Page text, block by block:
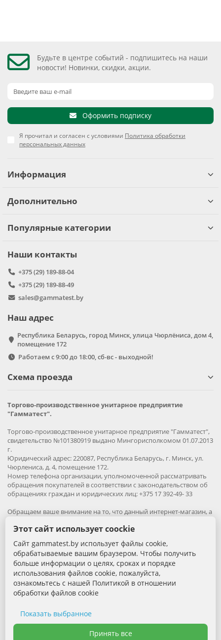
Будьте в центре событий - подпишитесь на наши
новости! Новинки, скидки, акции.
Оформить подписку
Я прочитал и согласен с условиями Политика обработки
персональных данных
Информация
Дополнительно
Популярные категории
Наши контакты
+375 (29) 189-88-04
+375 (29) 189-88-49
sales@gammatest.by
Наш адрес
Республика Беларусь, город Минск, улица Чюрлёниса, дом 4,
помещение 172
Работаем с 9:00 до 18:00, сб-вс - выходной!
Схема проезда
Торгово-производственное унитарное предприятие
"Гамматест".
Торгово-производственное унитарное предприятие "Гамматест",
свидетельство №101380919 выдано Мингорисполкомом 01.07.2013
г.
Юридический адрес: 220087, Республика Беларусь, г. Минск, ул.
Чюрлениса, д. 4, помещение 172.
Номер телефона организации, уполномоченной рассматривать
обращения покупателей в соответствии с законодательством об
обращениях граждан и юридических лиц: +375 17 392-49- 33
Обращаем ваше внимание на то, что данный интернет-магазин, а
нём, носит исключительно информационный характер и ни при
Вся информация на сайте – собственность интернет-магазина
gammatest.by. Все права защищены.
Публикация информации с сайта без разрешения
правообладателя запрена.
+375 (29) 389-88-68 - Специалист по продажам
Электронная почта: sales@gammatest.by
Этот сайт использует coockie
Сайт gammatest.by использует файлы cookie,
обрабатываемые вашим браузером. Чтобы получить
больше информации о целях, сроках и порядке
использования файлов cookie, пожалуйста,
ознакомьтесь с нашей Политикой в отношении
обработки файлов cookie
Показать выбранное
Необходимые cookieПринять все